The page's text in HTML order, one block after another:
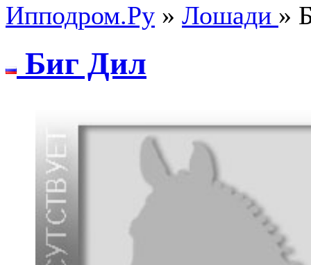
Ипподром.Ру » Лошади »
Биг Дил